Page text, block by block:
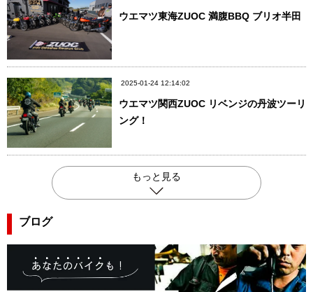
ウエマツ東海ZUOC 満腹BBQ ブリオ半田
2025-01-24 12:14:02
ウエマツ関西ZUOC リベンジの丹波ツーリ
ング！
もっと見る
ブログ